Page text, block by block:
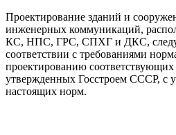
Проектирование зданий и
инженерных коммуникаций,
КС, НПС, ГРС, СПХГ и ДКС,
соответствии с требованиями
проектированию
утвержденных Госстроем СССР, с
настоящих норм.